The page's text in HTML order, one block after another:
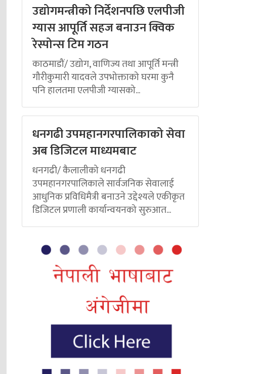
उद्योगमन्त्रीको निर्देशनपछि एलपीजी
ग्यास आपूर्ति सहज बनाउन क्विक
रेस्पोन्स टिम गठन
काठमाडौं/ उद्योग, वाणिज्य तथा आपूर्ति मन्त्री
गौरीकुमारी यादवले उपभोक्ताको घरमा कुनै
पनि हालतमा एलपीजी ग्यासको...
धनगढी उपमहानगरपालिकाको सेवा
अब डिजिटल माध्यमबाट
धनगढी/ कैलालीको धनगढी
उपमहानगरपालिकाले सार्वजनिक सेवालाई
आधुनिक प्रविधिमैत्री बनाउने उद्देश्यले एकीकृत
डिजिटल प्रणाली कार्यान्वयनको सुरुआत...